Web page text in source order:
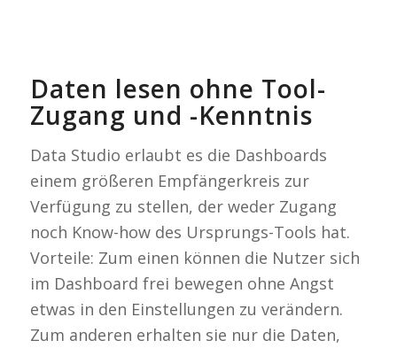
Daten lesen ohne Tool-
Zugang und -Kenntnis
Data Studio erlaubt es die Dashboards
einem größeren Empfängerkreis zur
Verfügung zu stellen, der weder Zugang
noch Know-how des Ursprungs-Tools hat.
Vorteile: Zum einen können die Nutzer sich
im Dashboard frei bewegen ohne Angst
etwas in den Einstellungen zu verändern.
Zum anderen erhalten sie nur die Daten,